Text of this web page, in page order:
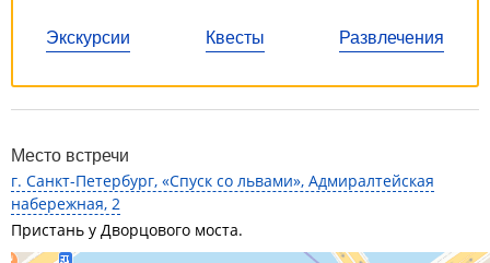
Экскурсии Квесты Развлечения
Место встречи
г. Санкт-Петербург, «Спуск со львами», Адмиралтейская
набережная, 2
Пристань у Дворцового моста.